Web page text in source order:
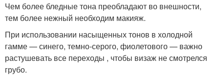
Чем более бледные тона преобладают во внешности,
тем более нежный необходим макияж.
При использовании насыщенных тонов в холодной
гамме — синего, темно-серого, фиолетового — важно
растушевать все переходы , чтобы визаж не смотрелся
грубо.